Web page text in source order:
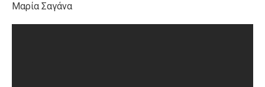
Μαρία Σαγάνα